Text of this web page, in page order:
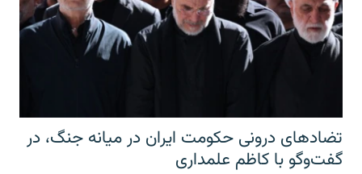
تضادهای درونی حکومت ایران در میانه جنگ، در
گفت‌‌وگو با کاظم علمداری